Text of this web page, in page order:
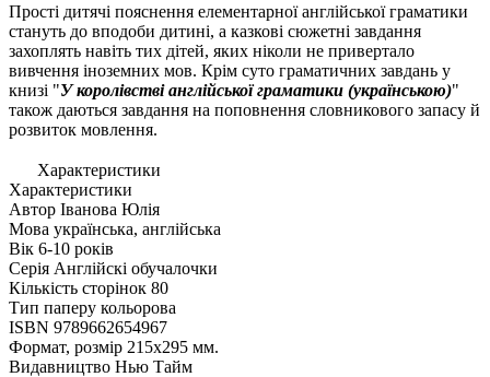
Прості дитячі пояснення елементарної англійської граматики
стануть до вподоби дитині, а казкові сюжетні завдання
захоплять навіть тих дітей, яких ніколи не привертало
вивчення іноземних мов. Крім суто граматичних завдань у
книзі "У королівстві англійської граматики (українською)"
також даються завдання на поповнення словникового запасу й
розвиток мовлення.
Характеристики
Характеристики
Автор Іванова Юлія
Мова українська, англійська
Вік 6-10 рокiв
Серія Англiйскi обучалочки
Кількість сторінок 80
Тип паперу кольорова
ISBN 9789662654967
Формат, розмір 215х295 мм.
Видавництво Нью Тайм